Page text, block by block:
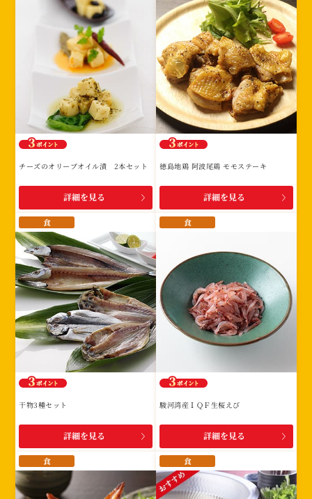
チーズのオリーブオイル漬 2本セット
詳細を見る
徳島地鶏 阿波尾鶏 モモステーキ
詳細を見る
食
干物3種セット
詳細を見る
食
駿河湾産ＩＱＦ生桜えび
詳細を見る
食 食